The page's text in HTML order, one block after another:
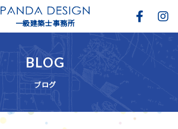
一級建築士事務所
BLOG
ブログ